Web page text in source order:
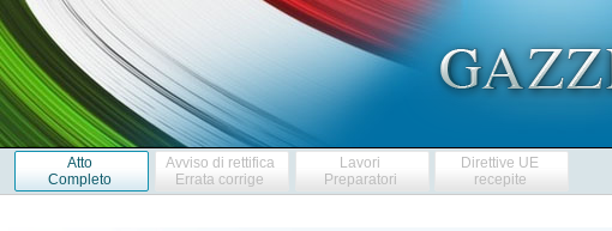
Atto
Completo
Avviso di rettifica
Errata corrige
Lavori
Preparatori
Direttive UE
recepite